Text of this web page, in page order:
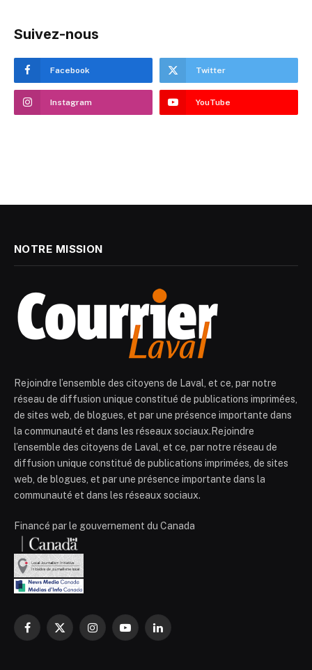
Suivez-nous
Facebook Twitter
Instagram YouTube
NOTRE MISSION
Rejoindre l’ensemble des citoyens de Laval, et ce, par notre
réseau de diffusion unique constitué de publications imprimées,
de sites web, de blogues, et par une présence importante dans
la communauté et dans les réseaux sociaux.Rejoindre
l’ensemble des citoyens de Laval, et ce, par notre réseau de
diffusion unique constitué de publications imprimées, de sites
web, de blogues, et par une présence importante dans la
communauté et dans les réseaux sociaux.
Financé par le gouvernement du Canada
Facebook
X
InstagramYouTubeLinkedIn